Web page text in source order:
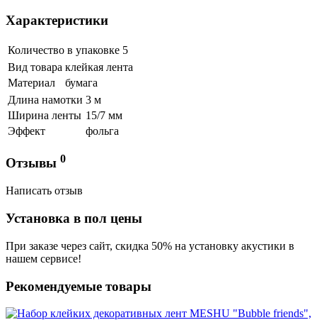
Характеристики
Количество в упаковке 5
Вид товара клейкая лента
Материал
бумага
Длина намотки 3 м
Ширина ленты 15/7 мм
Эффект
фольга
Отзывы 0
Написать отзыв
Установка в пол цены
При заказе через сайт, скидка 50% на установку акустики в
нашем сервисе!
Рекомендуемые товары